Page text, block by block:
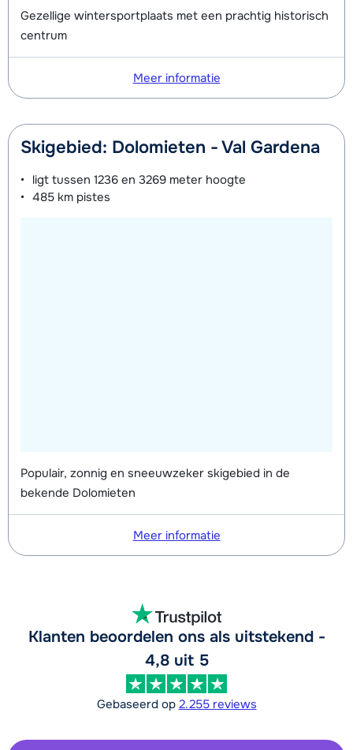
Gezellige wintersportplaats met een prachtig historisch
centrum
Meer informatie
Skigebied: Dolomieten - Val Gardena
ligt tussen 1236 en 3269 meter hoogte
485 km pistes
Populair, zonnig en sneeuwzeker skigebied in de
bekende Dolomieten
Meer informatie
Klanten beoordelen ons als uitstekend -
4,8 uit 5
Gebaseerd op 2.255 reviews